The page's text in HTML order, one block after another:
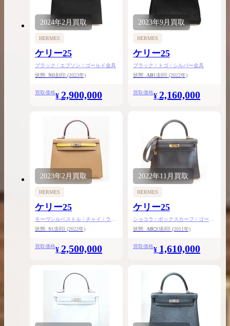
2024年2月買取
HERMES
ケリー25
ブラック / エプソン / ゴールド金具
状態: NB刻印 (2023年)
買取価格¥ 2,900,000
2023年9月買取
HERMES
ケリー25
ブラック / トゴ / シルバー金具
状態: ABU刻印 (2022年)
買取価格¥ 2,160,000
2023年2月 買取
HERMES
ケリー25
モーヴシルベストル / チャイ / ライ
ム / エプソン / シルバー金具
状態: SU刻印 (2022年)
買取価格¥ 2,500,000
2022年11月 買取
HERMES
ケリー25
ショコラ / ボックスカーフ / ゴール
ド金具
状態: AB□O刻印 (2011年)
買取価格¥ 1,610,000